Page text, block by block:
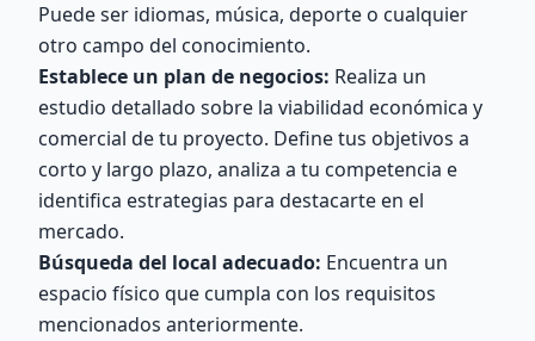
Puede ser idiomas, música, deporte o cualquier
otro campo del conocimiento.
Establece un plan de negocios: Realiza un
estudio detallado sobre la viabilidad económica y
comercial de tu proyecto. Define tus objetivos a
corto y largo plazo, analiza a tu competencia e
identifica estrategias para destacarte en el
mercado.
Búsqueda del local adecuado: Encuentra un
espacio físico que cumpla con los requisitos
mencionados anteriormente.